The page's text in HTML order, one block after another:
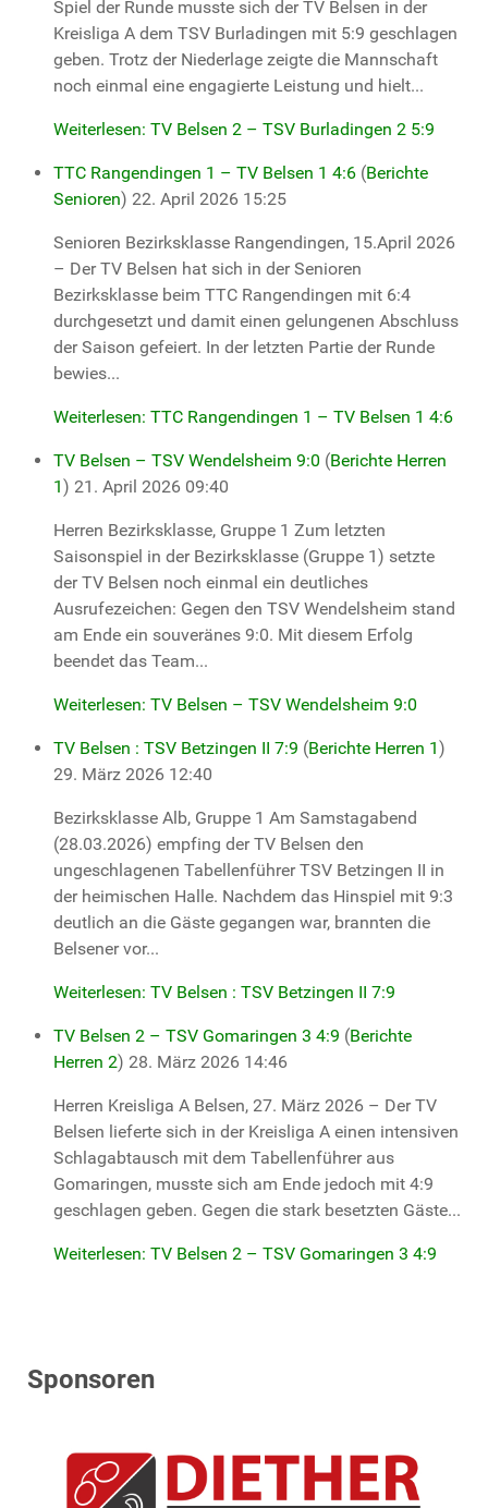
Spiel der Runde musste sich der TV Belsen in der
Kreisliga A dem TSV Burladingen mit 5:9 geschlagen
geben. Trotz der Niederlage zeigte die Mannschaft
noch einmal eine engagierte Leistung und hielt...
Weiterlesen: TV Belsen 2 – TSV Burladingen 2 5:9
TTC Rangendingen 1 – TV Belsen 1 4:6 (Berichte
Senioren) 22. April 2026 15:25
Senioren Bezirksklasse Rangendingen, 15.April 2026
– Der TV Belsen hat sich in der Senioren
Bezirksklasse beim TTC Rangendingen mit 6:4
durchgesetzt und damit einen gelungenen Abschluss
der Saison gefeiert. In der letzten Partie der Runde
bewies...
Weiterlesen: TTC Rangendingen 1 – TV Belsen 1 4:6
TV Belsen – TSV Wendelsheim 9:0 (Berichte Herren
1) 21. April 2026 09:40
Herren Bezirksklasse, Gruppe 1 Zum letzten
Saisonspiel in der Bezirksklasse (Gruppe 1) setzte
der TV Belsen noch einmal ein deutliches
Ausrufezeichen: Gegen den TSV Wendelsheim stand
am Ende ein souveränes 9:0. Mit diesem Erfolg
beendet das Team...
Weiterlesen: TV Belsen – TSV Wendelsheim 9:0
TV Belsen : TSV Betzingen II 7:9 (Berichte Herren 1)
29. März 2026 12:40
Bezirksklasse Alb, Gruppe 1 Am Samstagabend
(28.03.2026) empfing der TV Belsen den
ungeschlagenen Tabellenführer TSV Betzingen II in
der heimischen Halle. Nachdem das Hinspiel mit 9:3
deutlich an die Gäste gegangen war, brannten die
Belsener vor...
Weiterlesen: TV Belsen : TSV Betzingen II 7:9
TV Belsen 2 – TSV Gomaringen 3 4:9 (Berichte
Herren 2) 28. März 2026 14:46
Herren Kreisliga A Belsen, 27. März 2026 – Der TV
Belsen lieferte sich in der Kreisliga A einen intensiven
Schlagabtausch mit dem Tabellenführer aus
Gomaringen, musste sich am Ende jedoch mit 4:9
geschlagen geben. Gegen die stark besetzten Gäste...
Weiterlesen: TV Belsen 2 – TSV Gomaringen 3 4:9
Sponsoren